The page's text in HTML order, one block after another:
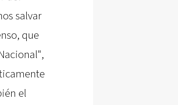
salvar
que
el